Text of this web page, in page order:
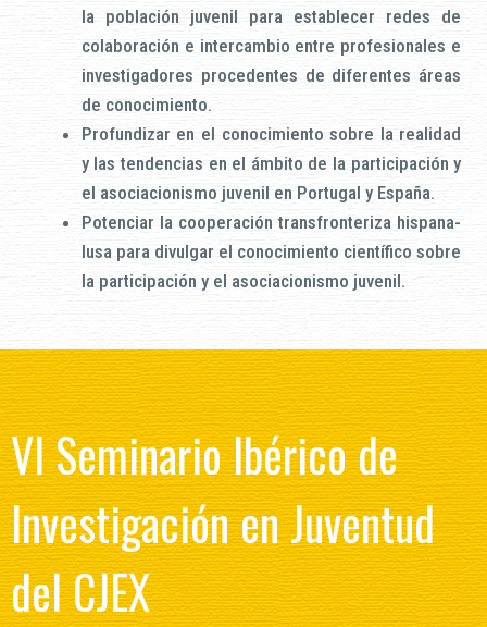
la población juvenil para establecer redes de
colaboración e intercambio entre profesionales e
investigadores procedentes de diferentes áreas
de conocimiento.
Profundizar en el conocimiento sobre la realidad
y las tendencias en el ámbito de la participación y
el asociacionismo juvenil en Portugal y España.
Potenciar la cooperación transfronteriza hispana-
lusa para divulgar el conocimiento científico sobre
la participación y el asociacionismo juvenil.
VI Seminario Ibérico de
Investigación en Juventud
del CJEX